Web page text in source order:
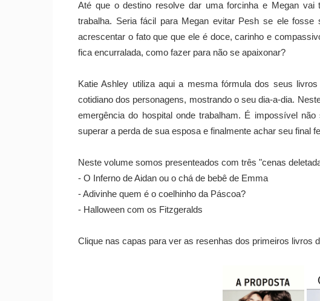
Até que o destino resolve dar uma forcinha e Megan
trabalha. Seria fácil para Megan evitar Pesh se ele
acrescentar o fato que que ele é doce, carinho e
fica encurralada, como fazer para não se apaixonar?
Katie Ashley utiliza aqui a mesma fórmula dos seus
cotidiano dos personagens, mostrando o seu dia-a-dia.
emergência do hospital onde trabalham. É impossível
superar a perda de sua esposa e finalmente achar seu final
Neste volume somos presenteados com três "cenas
- O Inferno de Aidan ou o chá de bebê de Emma
- Adivinhe quem é o coelhinho da Páscoa?
- Halloween com os Fitzgeralds
Clique nas capas para ver as resenhas dos primeiros livros